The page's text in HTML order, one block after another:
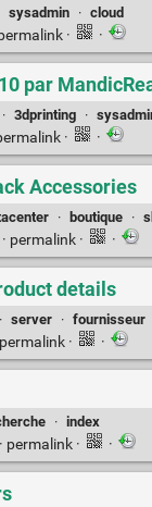
sysadmin · cloud
· ·
par
· 3dprinting ·
· ·
Accessories
· boutique ·
permalink · ·
details
· server · fournisseur
permalink · ·
· index
permalink · ·